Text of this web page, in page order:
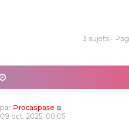
3 sujets •
par Procaspase
09 oct. 2025, 00:05